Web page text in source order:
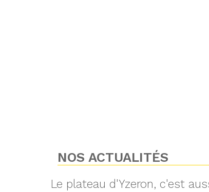
NOS ACTUALITÉS
Le plateau d'Yzeron, c'est